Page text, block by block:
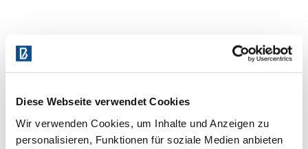
Diese Webseite verwendet Cookies
Wir verwenden Cookies, um Inhalte und Anzeigen zu
personalisieren, Funktionen für soziale Medien anbieten
Warum puderfreie Handschuhe die
bessere Wahl sind
Staubbelastung